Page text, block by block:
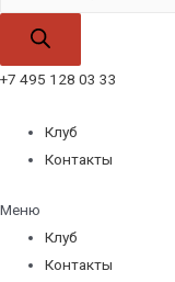
товаров
+7 495 128 03 33
Клуб
Контакты
Меню
Клуб
Контакты